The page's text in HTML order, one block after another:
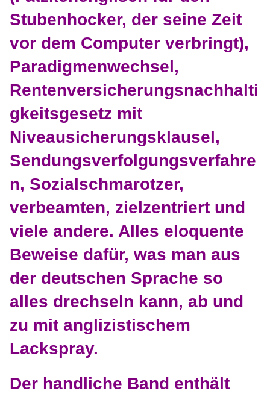
Stubenhocker, der seine Zeit
vor dem Computer verbringt),
Paradigmenwechsel,
Rentenversicherungsnachhalti
gkeitsgesetz mit
Niveausicherungsklausel,
Sendungsverfolgungsverfahre
n, Sozialschmarotzer,
verbeamten, zielzentriert und
viele andere. Alles eloquente
Beweise dafür, was man aus
der deutschen Sprache so
alles drechseln kann, ab und
zu mit anglizistischem
Lackspray.
Der handliche Band enthält